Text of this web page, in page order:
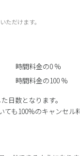
ただけます。
時間料金の0 %
時間料金の100 %
日数となります。
も100%のキャンセル